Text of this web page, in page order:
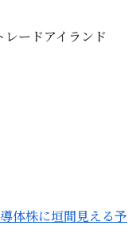
ードアイランド
体株に垣間見える予